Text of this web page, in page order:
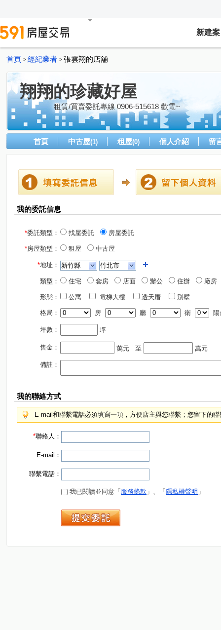
新建案
首頁 > 經紀業者 > 張雲翔的店舖
翔翔的珍藏好屋
租賃/買賣委託專線 0906-515618 歡電~
首頁 中古屋(1) 租屋(0) 個人介紹 留
我的委託信息
*委託類型： 找屋委託 房屋委託
*房屋類型： 租屋 中古屋
*地址：
類型： 住宅 套房 店面 辦公 住辦 廠房
形態： 公寓 電梯大樓 透天厝 別墅
格局： 房 廳 衛 陽
坪數： 坪
售金： 萬元 至 萬元
備註：
我的聯絡方式
E-mail和聯繫電話必須填寫一項，方便店主與您聯繫；您留下的
*聯絡人：
E-mail：
聯繫電話：
我已閱讀並同意「 服務條款 」、「 隱私權聲明 」